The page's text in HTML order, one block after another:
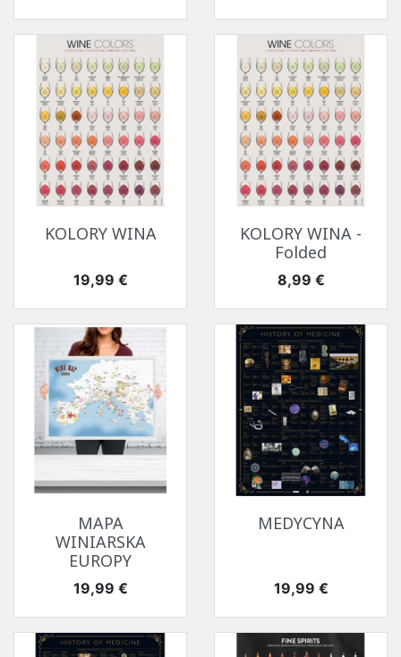
KOLORY WINA
Cena
19,99 €
KOLORY WINA -
Folded
Cena
8,99 €
MAPA
WINIARSKA
EUROPY
Cena
19,99 €
MEDYCYNA
Cena
19,99 €